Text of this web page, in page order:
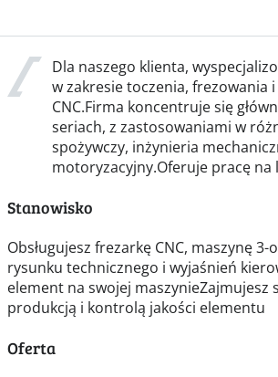
Dla naszego klienta,
w zakresie toczenia, frezowania
CNC.Firma koncentruje się
seriach, z zastosowaniami w
spożywczy, inżynieria
motoryzacyjny.Oferuje pracę na
Stanowisko
Obsługujesz frezarkę CNC, maszynę
rysunku technicznego i wyjaśnień
element na swojej
produkcją i kontrolą jakości elementu
Oferta